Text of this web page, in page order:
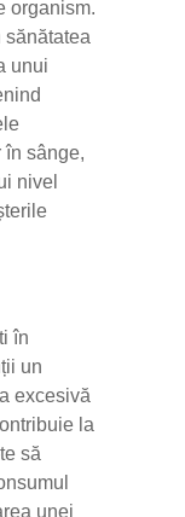
organism.
sănătatea
unui
în sânge,
nivel
în
un
excesivă
la
să
unei